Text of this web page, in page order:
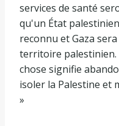
services de santé
qu'un État
reconnu et Gaza
territoire palestinien.
chose signifie
isoler la Palestine et
»